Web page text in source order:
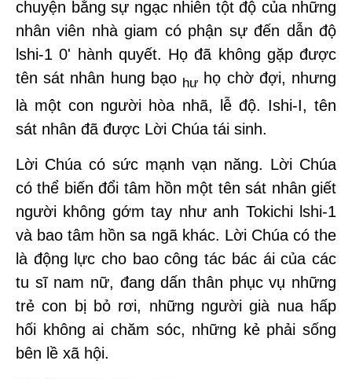
chuyện bằng sự ngạc nhiên tột độ của những
nhân viên nhà giam có phận sự đến dẫn độ
lshi-1 0' hành quyết. Họ đã không gặp được
tên sát nhân hung bạo hư họ chờ đợi, nhưng
là một con người hòa nhã, lễ độ. Ishi-I, tên
sát nhân đã được Lời Chúa tái sinh.
Lời Chúa có sức mạnh vạn năng. Lời Chúa
có thể biến đổi tâm hồn một tên sát nhân giết
người không gớm tay như anh Tokichi lshi-1
và bao tâm hồn sa ngã khác. Lời Chúa có the
là động lực cho bao công tác bác ái của các
tu sĩ nam nữ, đang dấn thân phục vụ những
trẻ con bị bỏ rơi, những người già nua hấp
hối không ai chăm sóc, những kẻ phải sống
bên lề xã hội.